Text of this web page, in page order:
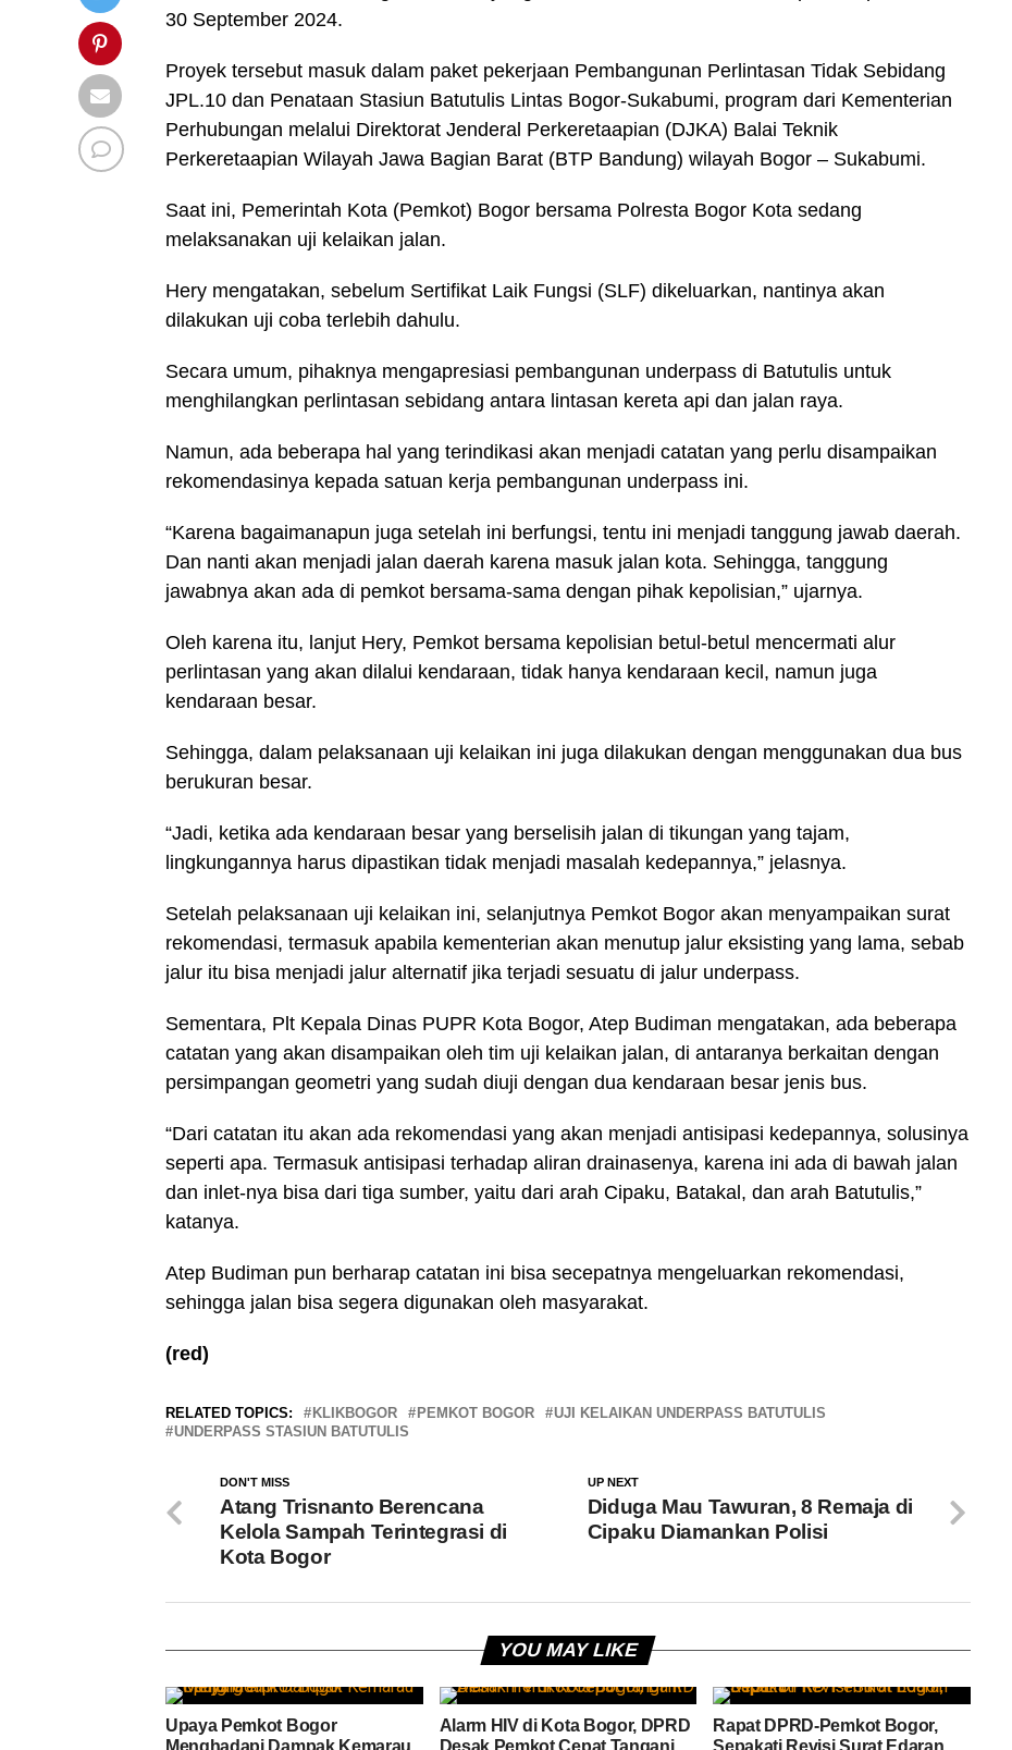
30 September 2024.
Proyek tersebut masuk dalam paket pekerjaan Pembangunan Perlintasan Tidak Sebidang
JPL.10 dan Penataan Stasiun Batutulis Lintas Bogor-Sukabumi, program dari Kementerian
Perhubungan melalui Direktorat Jenderal Perkeretaapian (DJKA) Balai Teknik
Perkeretaapian Wilayah Jawa Bagian Barat (BTP Bandung) wilayah Bogor – Sukabumi.
Saat ini, Pemerintah Kota (Pemkot) Bogor bersama Polresta Bogor Kota sedang
melaksanakan uji kelaikan jalan.
Hery mengatakan, sebelum Sertifikat Laik Fungsi (SLF) dikeluarkan, nantinya akan
dilakukan uji coba terlebih dahulu.
Secara umum, pihaknya mengapresiasi pembangunan underpass di Batutulis untuk
menghilangkan perlintasan sebidang antara lintasan kereta api dan jalan raya.
Namun, ada beberapa hal yang terindikasi akan menjadi catatan yang perlu disampaikan
rekomendasinya kepada satuan kerja pembangunan underpass ini.
“Karena bagaimanapun juga setelah ini berfungsi, tentu ini menjadi tanggung jawab daerah.
Dan nanti akan menjadi jalan daerah karena masuk jalan kota. Sehingga, tanggung
jawabnya akan ada di pemkot bersama-sama dengan pihak kepolisian,” ujarnya.
Oleh karena itu, lanjut Hery, Pemkot bersama kepolisian betul-betul mencermati alur
perlintasan yang akan dilalui kendaraan, tidak hanya kendaraan kecil, namun juga
kendaraan besar.
Sehingga, dalam pelaksanaan uji kelaikan ini juga dilakukan dengan menggunakan dua bus
berukuran besar.
“Jadi, ketika ada kendaraan besar yang berselisih jalan di tikungan yang tajam,
lingkungannya harus dipastikan tidak menjadi masalah kedepannya,” jelasnya.
Setelah pelaksanaan uji kelaikan ini, selanjutnya Pemkot Bogor akan menyampaikan surat
rekomendasi, termasuk apabila kementerian akan menutup jalur eksisting yang lama, sebab
jalur itu bisa menjadi jalur alternatif jika terjadi sesuatu di jalur underpass.
Sementara, Plt Kepala Dinas PUPR Kota Bogor, Atep Budiman mengatakan, ada beberapa
catatan yang akan disampaikan oleh tim uji kelaikan jalan, di antaranya berkaitan dengan
persimpangan geometri yang sudah diuji dengan dua kendaraan besar jenis bus.
“Dari catatan itu akan ada rekomendasi yang akan menjadi antisipasi kedepannya, solusinya
seperti apa. Termasuk antisipasi terhadap aliran drainasenya, karena ini ada di bawah jalan
dan inlet-nya bisa dari tiga sumber, yaitu dari arah Cipaku, Batakal, dan arah Batutulis,”
katanya.
Atep Budiman pun berharap catatan ini bisa secepatnya mengeluarkan rekomendasi,
sehingga jalan bisa segera digunakan oleh masyarakat.
(red)
RELATED TOPICS: KLIKBOGOR PEMKOT BOGOR
UJI KELAIKAN UNDERPASS BATUTULIS
UNDERPASS STASIUN BATUTULIS
UP NEXT
Diduga Mau Tawuran, 8 Remaja di
Cipaku Diamankan Polisi
DON'T MISS
Atang Trisnanto Berencana
Kelola Sampah Terintegrasi di
Kota Bogor
YOU MAY LIKE
Upaya Pemkot Bogor
Menghadapi Dampak Kemarau
Alarm HIV di Kota Bogor, DPRD
Desak Pemkot Cepat Tangani
Rapat DPRD-Pemkot Bogor,
Sepakati Revisi Surat Edaran